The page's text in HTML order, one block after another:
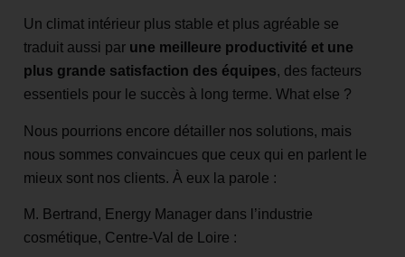
Un climat intérieur plus stable et plus agréable se
traduit aussi par une meilleure productivité et une
plus grande satisfaction des équipes, des facteurs
essentiels pour le succès à long terme. What else ?
Nous pourrions encore détailler nos solutions, mais
nous sommes convaincues que ceux qui en parlent le
mieux sont nos clients. À eux la parole :
M. Bertrand, Energy Manager dans l’industrie
cosmétique, Centre-Val de Loire :